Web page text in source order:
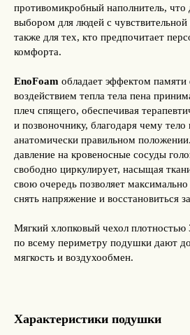
противомикробный наполнитель, что
выбором для людей с чувствительной
также для тех, кто предпочитает
комфорта.
EnoFoam обладает эффектом
воздействием тепла тела пена
плеч спящего, обеспечивая
и позвоночнику, благодаря чему тело
анатомически правильном
давление на кровеносные сосуды
свободно циркулирует, насыщая
свою очередь позволяет
снять напряжение и восстановиться
Мягкий хлопковый чехол плотностью
по всему периметру подушки дают
мягкость и воздухообмен.
Характеристики подушки